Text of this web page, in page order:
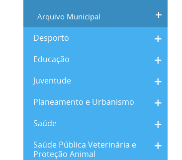
Arquivo Municipal
Desporto
Educação
Juventude
Planeamento e Urbanismo
Saúde
Saúde Pública Veterinária e
Proteção Animal